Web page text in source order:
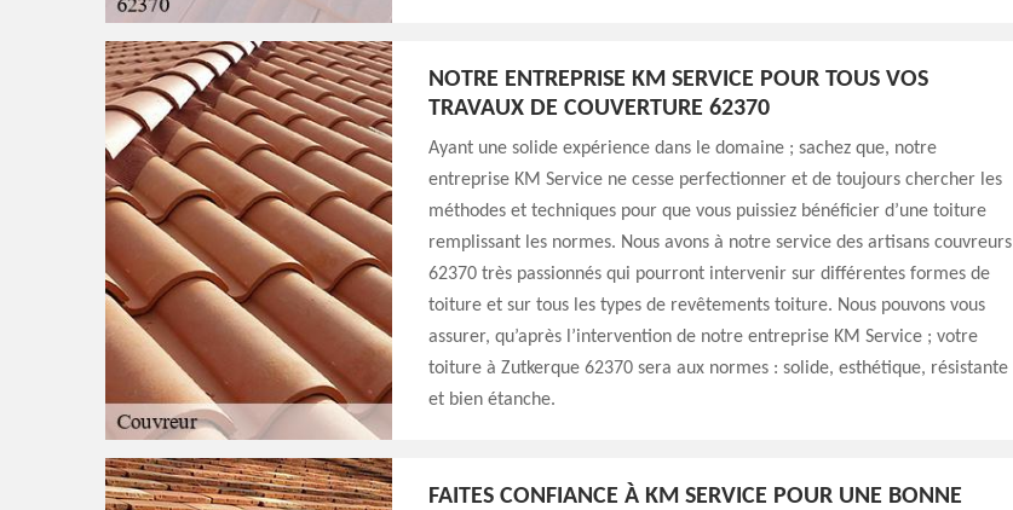
NOTRE ENTREPRISE KM SERVICE POUR TOUS VOS
TRAVAUX DE COUVERTURE 62370
Ayant une solide expérience dans le domaine ; sachez que, notre
entreprise KM Service ne cesse perfectionner et de toujours chercher les
méthodes et techniques pour que vous puissiez bénéficier d’une toiture
remplissant les normes. Nous avons à notre service des artisans couvreurs
62370 très passionnés qui pourront intervenir sur différentes formes de
toiture et sur tous les types de revêtements toiture. Nous pouvons vous
assurer, qu’après l’intervention de notre entreprise KM Service ; votre
toiture à Zutkerque 62370 sera aux normes : solide, esthétique, résistante
et bien étanche.
FAITES CONFIANCE À KM SERVICE POUR UNE BONNE